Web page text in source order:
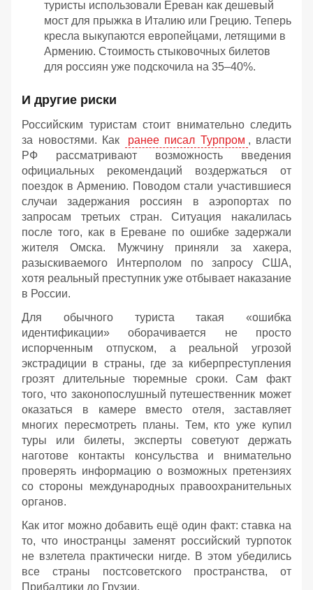
туристы использовали Ереван как дешевый
мост для прыжка в Италию или Грецию. Теперь
кресла выкупаются европейцами, летящими в
Армению. Стоимость стыковочных билетов
для россиян уже подскочила на 35–40%.
И другие риски
Российским туристам стоит внимательно следить
за новостями. Как
ранее писал Турпром , власти
РФ рассматривают возможность введения
официальных рекомендаций воздержаться от
поездок в Армению. Поводом стали участившиеся
случаи задержания россиян в аэропортах по
запросам третьих стран. Ситуация накалилась
после того, как в Ереване по ошибке задержали
жителя Омска. Мужчину приняли за хакера,
разыскиваемого Интерполом по запросу США,
хотя реальный преступник уже отбывает наказание
в России.
Для обычного туриста такая «ошибка
идентификации» оборачивается не просто
испорченным отпуском, а реальной угрозой
экстрадиции в страны, где за киберпреступления
грозят длительные тюремные сроки. Сам факт
того, что законопослушный путешественник может
оказаться в камере вместо отеля, заставляет
многих пересмотреть планы. Тем, кто уже купил
туры или билеты, эксперты советуют держать
наготове контакты консульства и внимательно
проверять информацию о возможных претензиях
со стороны международных правоохранительных
органов.
Как итог можно добавить ещё один факт: ставка на
то, что иностранцы заменят российский турпоток
не взлетела практически нигде. В этом убедились
все страны постсоветского пространства, от
Прибалтики до Грузии.